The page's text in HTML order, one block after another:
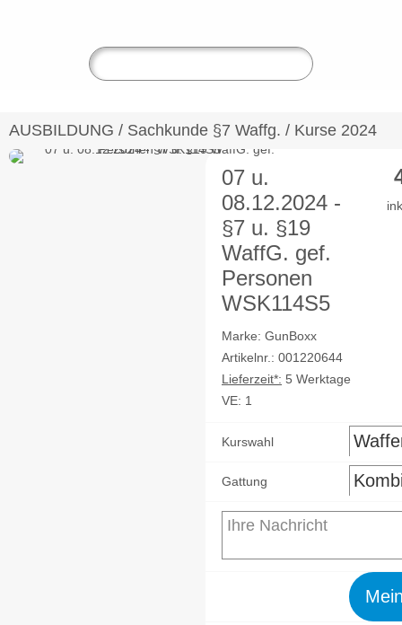
AUSBILDUNG / Sachkunde §7 Waffg. / Kurse 2024
07 u.
08.12.2024 -
§7 u. §19
WaffG. gef.
Personen
WSK114S5
Marke: GunBoxx
Artikelnr.: 001220644
Lieferzeit*: 5 Werktage
VE: 1
Kurswahl
Gattung